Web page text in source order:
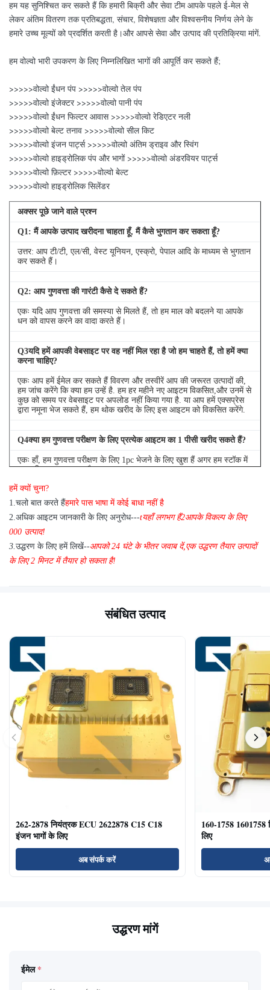
हम यह सुनिश्चित कर सकते हैं कि हमारी बिक्री और सेवा टीम आपके पहले ई-मेल से
लेकर अंतिम वितरण तक प्रतिबद्धता, संचार, विशेषज्ञता और विश्वसनीय निर्णय लेने के
हमारे उच्च मूल्यों को प्रदर्शित करती है।और आपसे सेवा और उत्पाद की प्रतिक्रिया मांगें.
हम वोल्वो भारी उपकरण के लिए निम्नलिखित भागों की आपूर्ति कर सकते हैं;
>>>>>वोल्वो ईंधन पंप >>>>>वोल्वो तेल पंप
>>>>>वोल्वो इंजेक्टर >>>>>वोल्वो पानी पंप
>>>>>वोल्वो ईंधन फिल्टर आवास >>>>>वोल्वो रेडिएटर नली
>>>>>वोल्वो बेल्ट तनाव >>>>>वोल्वो सील किट
>>>>>वोल्वो इंजन पार्ट्स >>>>>वोल्वो अंतिम ड्राइव और स्विंग
>>>>>वोल्वो हाइड्रोलिक पंप और भागों >>>>>वोल्वो अंडरवियर पार्ट्स
>>>>>वोल्वो फ़िल्टर >>>>>वोल्वो बेल्ट
>>>>>वोल्वो हाइड्रोलिक सिलेंडर
अक्सर पूछे जाने वाले प्रश्न
Q1: मैं आपके उत्पाद खरीदना चाहता हूँ, मैं कैसे भुगतान कर सकता हूँ?
उत्तर: आप टी/टी, एल/सी, वेस्ट यूनियन, एस्क्रो, पेपाल आदि के माध्यम से भुगतान
कर सकते हैं।
Q2: आप गुणवत्ता की गारंटी कैसे दे सकते हैं?
एकः यदि आप गुणवत्ता की समस्या से मिलते हैं, तो हम माल को बदलने या आपके
धन को वापस करने का वादा करते हैं।
Q3यदि हमें आपकी वेबसाइट पर वह नहीं मिल रहा है जो हम चाहते हैं, तो हमें क्या
करना चाहिए?
एकः आप हमें ईमेल कर सकते हैं विवरण और तस्वीरें आप की जरूरत उत्पादों की,
हम जांच करेंगे कि क्या हम उन्हें है. हम हर महीने नए आइटम विकसित,और उनमें से
कुछ को समय पर वेबसाइट पर अपलोड नहीं किया गया है. या आप हमें एक्सप्रेस
द्वारा नमूना भेज सकते हैं, हम थोक खरीद के लिए इस आइटम को विकसित करेंगे.
Q4क्या हम गुणवत्ता परीक्षण के लिए प्रत्येक आइटम का 1 पीसी खरीद सकते हैं?
एकः हाँ, हम गुणवत्ता परीक्षण के लिए 1pc भेजने के लिए खुश हैं अगर हम स्टॉक में
आप की जरूरत आइटम है
हमें क्यों चुना?
1.चलो बात करते हैंहमारे पास भाषा में कोई बाधा नहीं है
2.अधिक आइटम जानकारी के लिए अनुरोध---tयहाँ लगभग हैं2आपके विकल्प के लिए
000 उत्पाद!
3.उद्धरण के लिए हमें लिखें--आपको 24 घंटे के भीतर जवाब दें,एक उद्धरण तैयार उत्पादों
के लिए 2 मिनट में तैयार हो सकता है!
संबंधित उत्पाद
262-2878 नियंत्रक ECU 2622878 C15 C18
इंजन भागों के लिए
अब संपर्क करें
160-1758
लिए
उद्धरण मांगें
ईमेल *